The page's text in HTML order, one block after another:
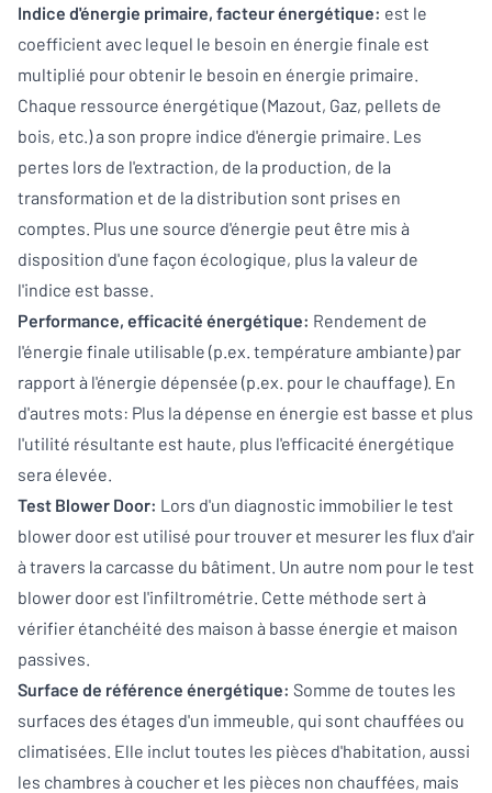
Indice d'énergie primaire, facteur énergétique: est le
coefficient avec lequel le besoin en énergie finale est
multiplié pour obtenir le besoin en énergie primaire.
Chaque ressource énergétique (Mazout, Gaz, pellets de
bois, etc.) a son propre indice d'énergie primaire. Les
pertes lors de l'extraction, de la production, de la
transformation et de la distribution sont prises en
comptes. Plus une source d'énergie peut être mis à
disposition d'une façon écologique, plus la valeur de
l'indice est basse.
Performance, efficacité énergétique: Rendement de
l'énergie finale utilisable (p.ex. température ambiante) par
rapport à l'énergie dépensée (p.ex. pour le chauffage). En
d'autres mots: Plus la dépense en énergie est basse et plus
l'utilité résultante est haute, plus l'efficacité énergétique
sera élevée.
Test Blower Door: Lors d'un diagnostic immobilier le test
blower door est utilisé pour trouver et mesurer les flux d'air
à travers la carcasse du bâtiment. Un autre nom pour le test
blower door est l'infiltrométrie. Cette méthode sert à
vérifier étanchéité des maison à basse énergie et maison
passives.
Surface de référence énergétique: Somme de toutes les
surfaces des étages d'un immeuble, qui sont chauffées ou
climatisées. Elle inclut toutes les pièces d'habitation, aussi
les chambres à coucher et les pièces non chauffées, mais